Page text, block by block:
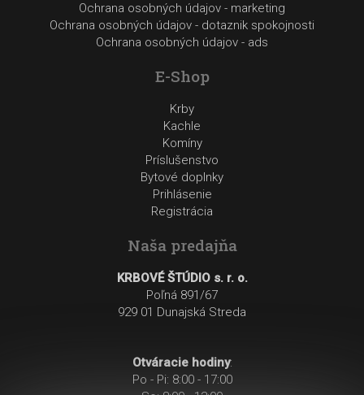
Ochrana osobných údajov - marketing
Ochrana osobných údajov - dotaznik spokojnosti
Ochrana osobných údajov - ads
E-Shop
Krby
Kachle
Komíny
Príslušenstvo
Bytové doplnky
Prihlásenie
Registrácia
Naša predajňa
KRBOVÉ ŠTÚDIO s. r. o.
Poľná 891/67
929 01 Dunajská Streda
Otváracie hodiny:
Po - Pi: 8:00 - 17:00